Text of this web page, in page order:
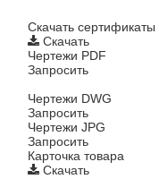
Cкачать сертификаты
Скачать
Чертежи PDF
Запросить
Чертежи DWG
Запросить
Чертежи JPG
Запросить
Карточка товара
Скачать